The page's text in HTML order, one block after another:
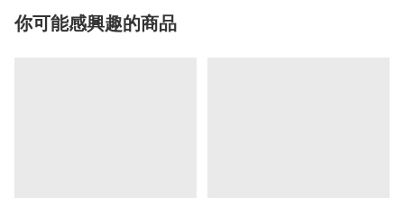
你可能感興趣的商品